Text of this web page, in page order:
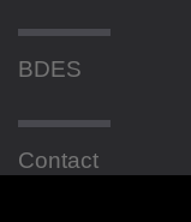
BDES
Contact